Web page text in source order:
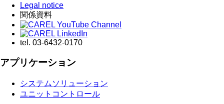
Legal notice
関係資料
tel. 03-6432-0170
アプリケーション
システムソリューション
ユニットコントロール